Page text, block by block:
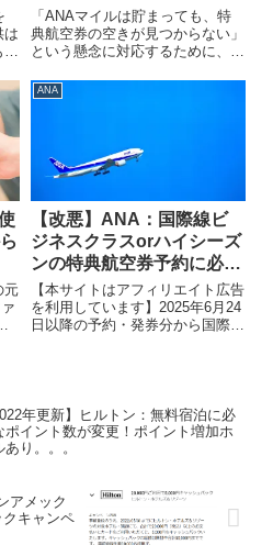
は
ち
遊
ま
査結果！
「ANAマイルは貯まっても、特
典航空券の空きが見つからない」
という懸念に対応するために、ど
取れやすいのかという情報を得る
ために、毎月米州エリアと欧州エ
調...
元
...
ANA
【改悪】ANA：国際線ビ
ジネスクラスorハイシーズ
ンの特典航空券予約に必要
なマイル数大幅増加！
【本サイトはアフィリエイト広告
を利用しています】2025年6月24
日以降の予約・発券分から国際線
ます。ハワイ、北米、欧州...
年更新】ヒルトン：無料宿泊に必
ポイント数が変更！ポイント増加ホ
あり。。。
アメック
キャンペ